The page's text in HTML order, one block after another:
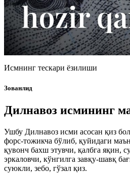
Исмнинг тескари ёзилиши
Зованлид
Дилнавоз исмининг
Ушбу Дилнавоз исми асосан қиз
форс-тожикча бўлиб, қуйидаги
қувонч бахш этувчи, қалбга яқин,
эркаловчи, кўнгилга завқу-шавқ
суюкли, зебо, гўзал қиз.